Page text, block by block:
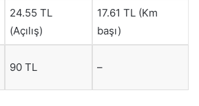
24.55 TL
(Açılış)
17.61 TL (Km
başı)
90 TL –